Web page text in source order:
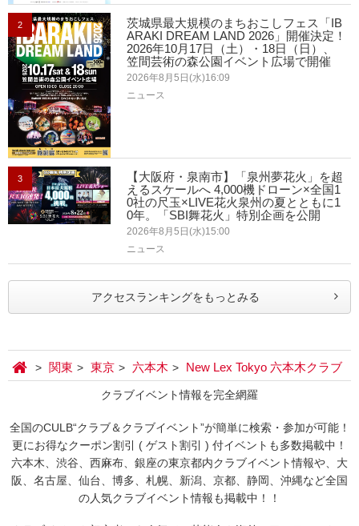
2
茨城県最大規模のまちおこしフェス「IB
ARAKI DREAM LAND 2026」開催決定！
2026年10月17日（土）・18日（日）、
笠間芸術の森公園イベント広場で開催
2026年8月5日(水)16:09
ニュース
3
【大阪府・泉南市】「泉州夢花火」を超
えるスケールへ 4,000機ドローン×全国1
0社の尺玉×LIVE花火泉州の夏とともに1
0年。「SBI舞花火」特別企画を公開
2026年8月5日(水)15:00
ニュース
アクセスランキングをもっとみる
関東 東京 六本木 New Lex Tokyo 六本木クラブ
クラブイベント情報を完全網羅
全国のCULB“クラブ＆クラブイベント”が簡単に検索・参加が可能！
更にお得なクーポン割引 ( ゲスト割引 ) 付イベントも多数掲載中！
六本木、渋谷、西麻布、銀座の東京都内クラブイベント情報や、大
阪、名古屋、仙台、博多、札幌、新潟、京都、静岡、沖縄など全国
の人気クラブイベント情報も掲載中！！